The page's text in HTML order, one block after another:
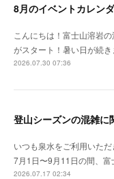
8月のイベントカレン
こんにちは！富士山溶岩
がスタート！暑い日が続
2026.07.30 07:36
登山シーズンの混雑に
いつも泉水をご利用いただ
7月1日〜9月11日の間、
2026.07.17 02:34